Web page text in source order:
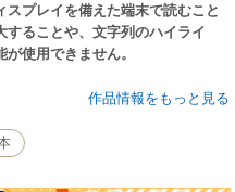
プレイを備えた端末で読むこと
ることや、文字列のハイライ
使用できません。
ップ寓話集1の収録作品：「1・ア
耳はロバの耳」「7・肉をくわえ
のとコウモリ」全9本
作品情報をもっと見る